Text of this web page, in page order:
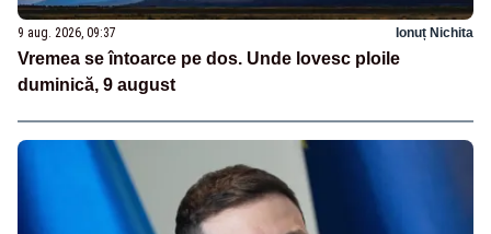
9 aug. 2026, 09:37 Ionuț Nichita
Vremea se întoarce pe dos. Unde lovesc ploile
duminică, 9 august